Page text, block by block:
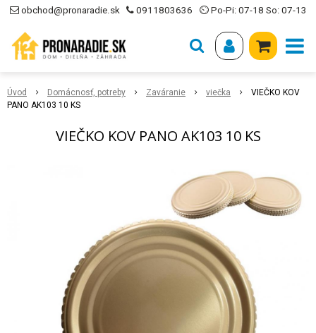
obchod@pronaradie.sk 0911803636 ⏲ Po-Pi: 07-18 So: 07-13
Úvod Domácnosť, potreby Zaváranie viečka
VIEČKO KOV
PANO AK103 10 KS
VIEČKO KOV PANO AK103 10 KS